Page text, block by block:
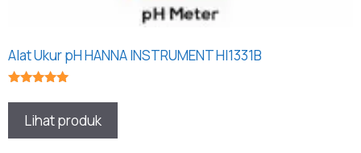
Alat Ukur pH HANNA INSTRUMENT HI1331B
Lihat produk